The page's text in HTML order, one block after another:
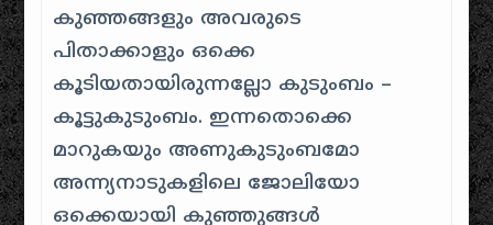
കുഞ്ഞങ്ങളും അവരുടെ
പിതാക്കാളും ഒക്കെ
കൂടിയതായിരുന്നല്ലോ കുടുംബം –
കൂട്ടുകുടുംബം. ഇന്നതൊക്കെ
മാറുകയും അണുകുടുംബമോ
അന്ന്യനാടുകളിലെ ജോലിയോ
ഒക്കെയായി കുഞ്ഞുങ്ങൾ